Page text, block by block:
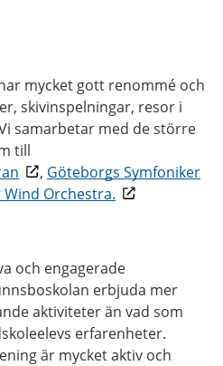
mycket gott renommé och
skivinspelningar, resor i
samarbetar med de större
till
, Göteborgs Symfoniker
Wind Orchestra.
och engagerade
erbjuda mer
aktiviteter än vad som
erfarenheter.
är mycket aktiv och